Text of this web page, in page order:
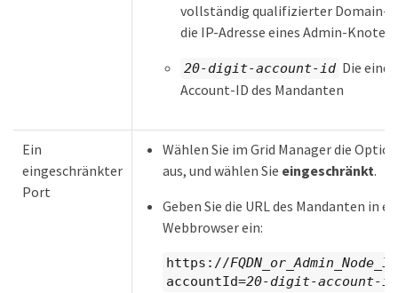
vollständig qualifizierter Domain-
die IP-Adresse eines Admin-
20-digit-account-id Die
Account-ID des Mandanten
Ein
eingeschränkter
Port
Wählen Sie im Grid Manager die
aus, und wählen Sie eingeschränkt.
Geben Sie die URL des Mandanten in
Webbrowser ein:
https://
accountId=20-digit-account-id